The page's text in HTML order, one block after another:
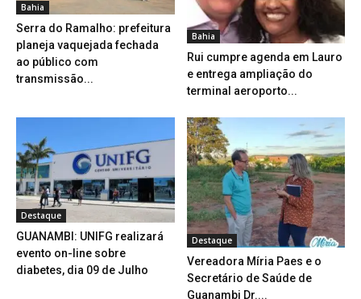
Bahia
Serra do Ramalho: prefeitura
planeja vaquejada fechada
ao público com
transmissão...
Bahia
Rui cumpre agenda em Lauro
e entrega ampliação do
terminal aeroporto...
Destaque
GUANAMBI: UNIFG realizará
evento on-line sobre
diabetes, dia 09 de Julho
Destaque
Vereadora Míria Paes e o
Secretário de Saúde de
Guanambi Dr....